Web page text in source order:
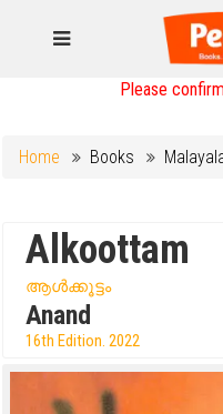
Please
Home Books
Alkoottam
ആൾക്കൂട്ടം
Anand
16th Edition. 2022